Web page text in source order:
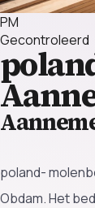
PM
Gecontroleerd
poland-
Obdam. Het